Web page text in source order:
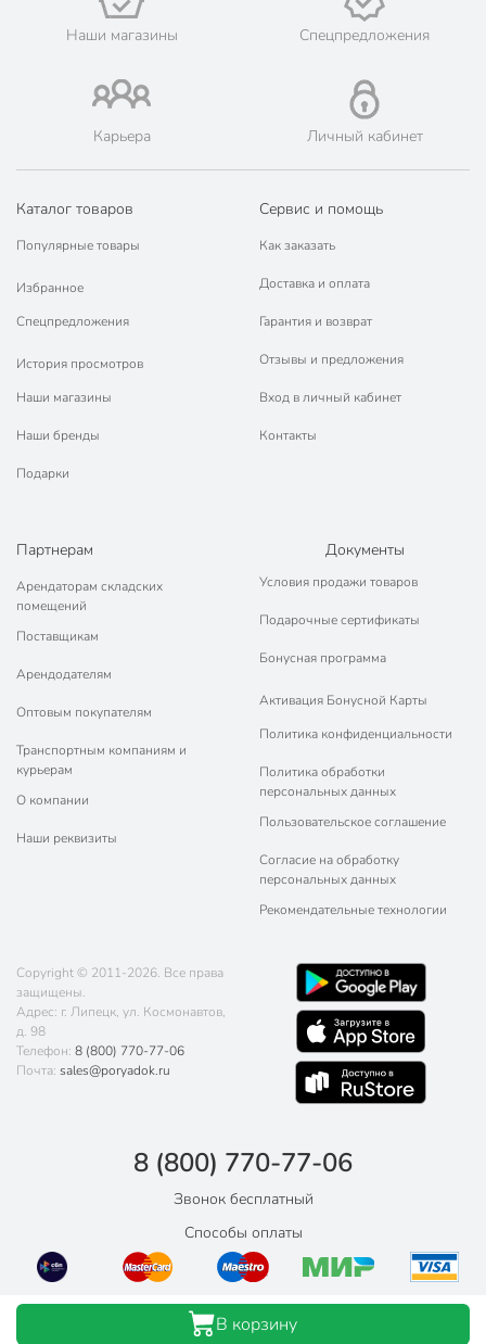
Наши магазины Спецпредложения
Карьера Личный кабинет
Каталог товаров
Популярные товары
Избранное
Спецпредложения
История просмотров
Наши магазины
Наши бренды
Подарки
Сервис и помощь
Как заказать
Доставка и оплата
Гарантия и возврат
Отзывы и предложения
Вход в личный кабинет
Контакты
Партнерам
Арендаторам складских
помещений
Поставщикам
Арендодателям
Оптовым покупателям
Транспортным компаниям и
курьерам
О компании
Наши реквизиты
Документы
Условия продажи товаров
Подарочные сертификаты
Бонусная программа
Активация Бонусной Карты
Политика конфиденциальности
Политика обработки
персональных данных
Пользовательское соглашение
Согласие на обработку
персональных данных
Рекомендательные технологии
Copyright © 2011-2026. Все права
защищены.
Адрес: г. Липецк, ул. Космонавтов,
д. 98
Телефон: 8 (800) 770-77-06
Почта: sales@poryadok.ru
8 (800) 770-77-06
Звонок бесплатный
Способы оплаты
В корзину